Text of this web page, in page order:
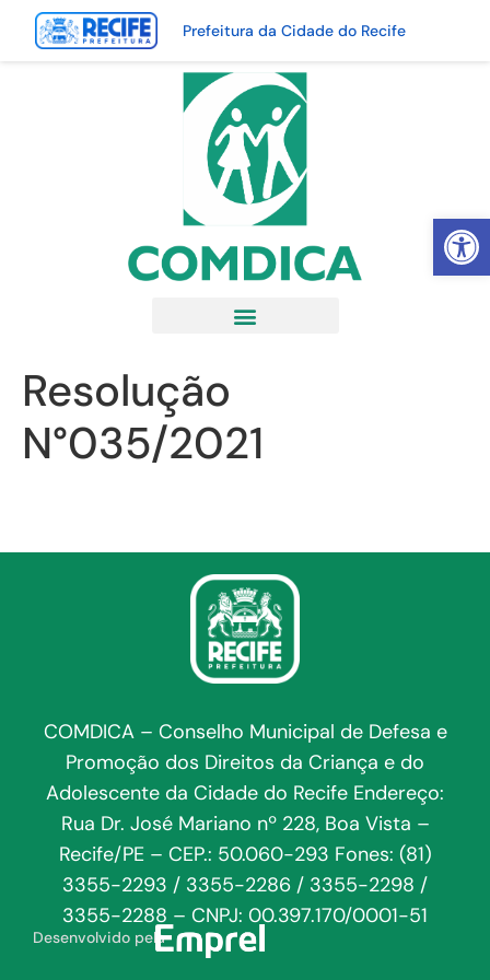
Abrir
Prefeitura da Cidade do Recife
Resolução
N°035/2021
COMDICA – Conselho Municipal de Defesa e
Promoção dos Direitos da Criança e do
Adolescente da Cidade do Recife Endereço:
Rua Dr. José Mariano nº 228, Boa Vista –
Recife/PE – CEP.: 50.060-293 Fones: (81)
3355-2293 / 3355-2286 / 3355-2298 /
3355-2288 – CNPJ: 00.397.170/0001-51
Desenvolvido pela